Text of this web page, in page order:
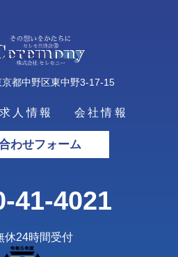
都中野区東中野3-17-15
求人情報 会社情報
わせフォーム
41-4021
休24時間受付